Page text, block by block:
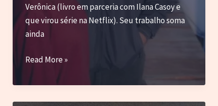
Verônica (livro em parceria com Ilana Casoy e
que virou série na Netflix). Seu trabalho soma
ainda
DRIvagações
Caso
Raphael
Read More »